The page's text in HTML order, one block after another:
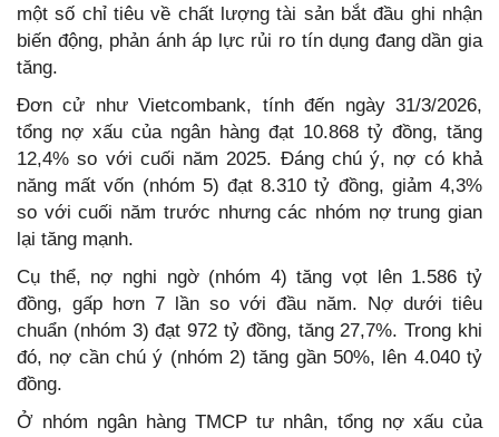
một số chỉ tiêu về chất lượng tài sản bắt đầu ghi nhận
biến động, phản ánh áp lực rủi ro tín dụng đang dần gia
tăng.
Đơn cử như Vietcombank, tính đến ngày 31/3/2026,
tổng nợ xấu của ngân hàng đạt 10.868 tỷ đồng, tăng
12,4% so với cuối năm 2025. Đáng chú ý, nợ có khả
năng mất vốn (nhóm 5) đạt 8.310 tỷ đồng, giảm 4,3%
so với cuối năm trước nhưng các nhóm nợ trung gian
lại tăng mạnh.
Cụ thể, nợ nghi ngờ (nhóm 4) tăng vọt lên 1.586 tỷ
đồng, gấp hơn 7 lần so với đầu năm. Nợ dưới tiêu
chuẩn (nhóm 3) đạt 972 tỷ đồng, tăng 27,7%. Trong khi
đó, nợ cần chú ý (nhóm 2) tăng gần 50%, lên 4.040 tỷ
đồng.
Ở nhóm ngân hàng TMCP tư nhân, tổng nợ xấu của